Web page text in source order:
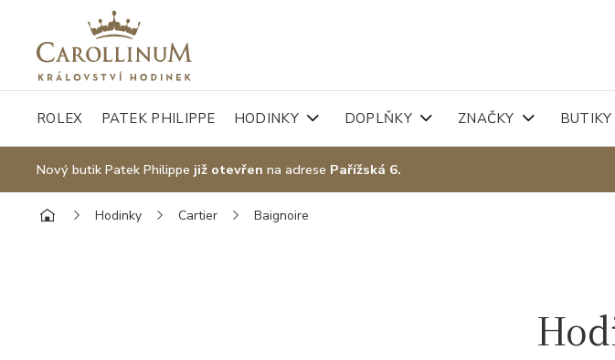
ROLEX PATEK PHILIPPE HODINKY DOPLŇKY ZNAČKY BUTIKY
Nový butik Patek Philippe již otevřen na adrese Pařížská 6.
Hodinky Cartier Baignoire